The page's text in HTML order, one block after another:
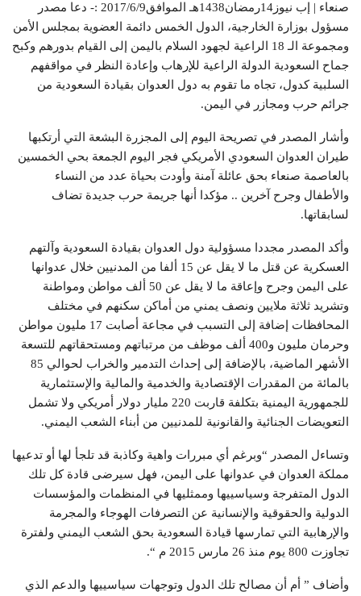
صنعاء | إب نيوز14رمضان1438هـ الموافق2017/6/9 :- دعا مصدر
مسؤول بوزارة الخارجية، الدول الخمس دائمة العضوية بمجلس الأمن
ومجموعة الـ 18 الراعية لجهود السلام باليمن إلى القيام بدورهم وكبح
جماح السعودية الدولة الراعية للإرهاب وإعادة النظر في مواقفهم
السلبية كدول، تجاه ما تقوم به دول العدوان بقيادة السعودية من
جرائم حرب ومجازر في اليمن.
وأشار المصدر في تصريحة اليوم إلى المجزرة البشعة التي أرتكبها
طيران العدوان السعودي الأمريكي فجر اليوم الجمعة بحي الخمسين
بالعاصمة صنعاء بحق عائلة آمنة وأودت بحياة عدد من النساء
والأطفال وجرح آخرين .. مؤكدا أنها جريمة حرب جديدة تضاف
لسابقاتها.
وأكد المصدر مجددا مسؤولية دول العدوان بقيادة السعودية وآلتهم
العسكرية عن قتل ما لا يقل عن 15 ألفا من المدنيين خلال عدوانها
على اليمن وجرح وإعاقة ما لا يقل عن 50 ألف مواطن ومواطنة
وتشريد ثلاثة ملايين ونصف يمني من أماكن سكنهم في مختلف
المحافظات إضافة إلى التسبب في مجاعة أصابت 17 مليون مواطن
وحرمان مليون و400 ألف موظف من مرتباتهم ومستحقاتهم للتسعة
الأشهر الماضية، بالإضافة إلى إحداث التدمير والخراب لحوالي 85
بالمائة من المقدرات الإقتصادية والخدمية والمالية والإستثمارية
للجمهورية اليمنية بتكلفة قاربت 220 مليار دولار أمريكي ولا تشمل
التعويضات الجنائية والقانونية للمدنيين من أبناء الشعب اليمني.
وتساءل المصدر “وبرغم أي مبررات واهية وكاذبة قد تلجأ لها أو تدعيها
مملكة العدوان في عدوانها على اليمن، فهل سيرضى قادة كل تلك
الدول المتفرجة وسياسييها وممثليها في المنظمات والمؤسسات
الدولية والحقوقية والإنسانية عن التصرفات الهوجاء والمجرمة
والإرهابية التي تمارسها قيادة السعودية بحق الشعب اليمني ولفترة
تجاوزت 800 يوم منذ 26 مارس 2015 م “.
وأضاف ” أم أن مصالح تلك الدول وتوجهات سياسييها والدعم الذي